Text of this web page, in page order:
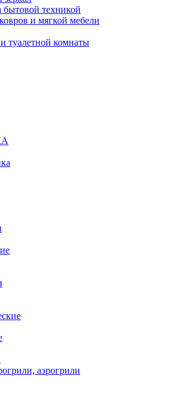
бытовой техникой
и мягкой мебели
туалетной комнаты
аэрогрили